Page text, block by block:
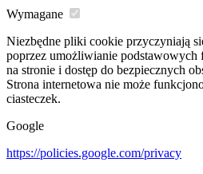
Wymagane
Niezbędne pliki cookie przyczyniają
poprzez umożliwianie
na stronie i dostęp do bezpiecznych
Strona internetowa nie może
ciasteczek.
Google
https://policies.google.com/privacy